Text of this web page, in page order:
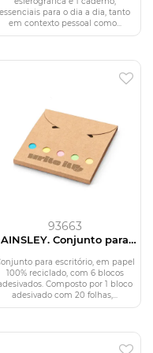
essenciais para o dia a dia, tanto
em contexto pessoal como...
93663
AINSLEY. Conjunto para
reciclado, com 6 blocos
adesivados
para escritório, em papel
100% reciclado, com 6 blocos
Composto por 1 bloco
adesivado com 20 folhas,...